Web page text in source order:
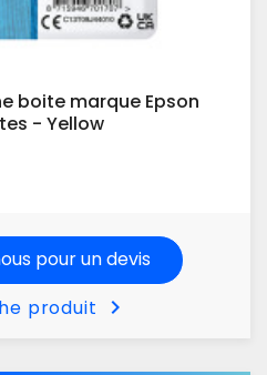
boite marque Epson
- Yellow
pour un devis
produit
chevron_right